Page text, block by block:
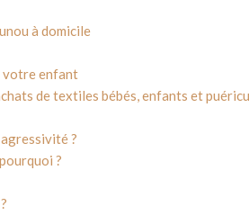
à domicile
votre enfant
de textiles bébés, enfants et
?
?